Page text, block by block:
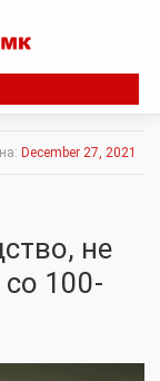
December 27, 2021
не
со 100-